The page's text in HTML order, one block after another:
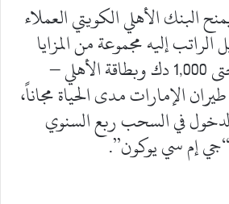
البنك الأهلي الكويتي العملاء
إليه مجموعة من المزايا
منها هدية نقدية حتى 1,000 دك وبطاقة الأهلي –
Visa Signature طيران الإمارات مدى الحياة مجاناً،
في السحب ربع السنوي
“جي إم سي يوكون”.